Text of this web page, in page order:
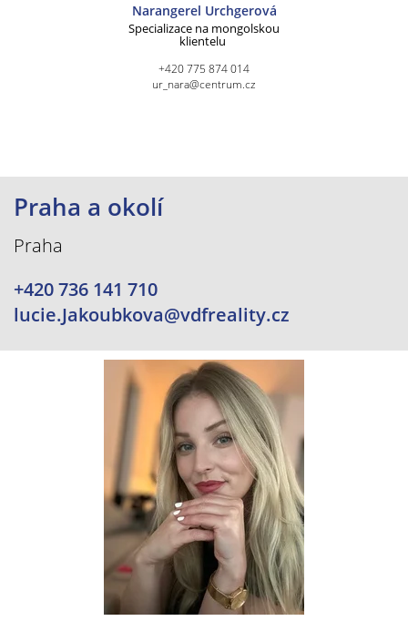
Narangerel Urchgerová
Specializace na mongolskou
klientelu
+420 775 874 014
ur_nara@centrum.cz
Praha a okolí
Praha
+420 736 141 710
lucie.Jakoubkova@vdfreality.cz